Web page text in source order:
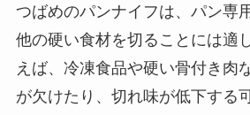
つばめのパンナイフは、パン専
他の硬い食材を切ることには適
えば、冷凍食品や硬い骨付き肉
が欠けたり、切れ味が低下する